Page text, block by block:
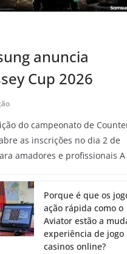
anuncia
Cup 2026
do campeonato de
as inscrições no dia 2 de
amadores e profissionais A
Porque é que os
ação rápida como o
Aviator estão a
experiência de jogo
casinos online?